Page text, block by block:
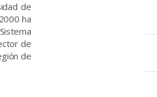
de
ha
de
de